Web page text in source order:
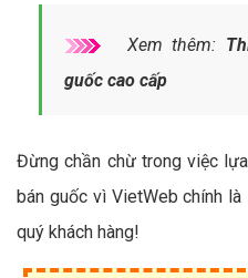
Xem thêm:
guốc cao cấp
Đừng chần chừ trong việc
bán guốc vì VietWeb chính
quý khách hàng!